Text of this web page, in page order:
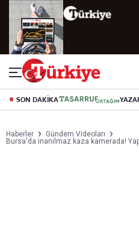
SON DAKİKA
Haberler
Gündem Videoları
Bursa'da inanılmaz kaza kamerada!